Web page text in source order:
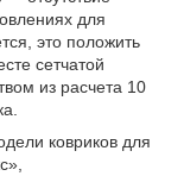
для
это положить
сетчатой
из расчета 10
ковриков для